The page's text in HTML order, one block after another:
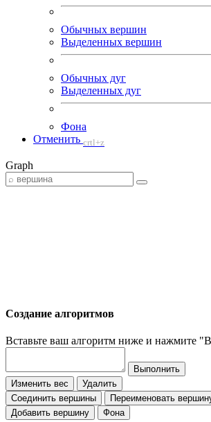
Обычных вершин
Выделенных вершин
Обычных дуг
Выделенных дуг
Фона
Отменить crtl+z
Graph
Создание алгоритмов
Вставьте ваш алгоритм ниже и нажмите
Изменить вес
Удалить
Соединить вершины
Переименовать
Добавить вершину
Фона